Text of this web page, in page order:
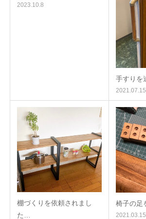
2023.10.8
手すりを
2021.07.15
棚づくりを依頼されまし
た…
椅子の足
2021.03.15